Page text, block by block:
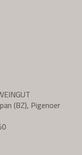
(BZ), Pigenoer